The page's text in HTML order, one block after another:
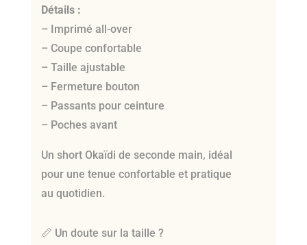
Détails :
– Imprimé all-over
– Coupe confortable
– Taille ajustable
– Fermeture bouton
– Passants pour ceinture
– Poches avant
Un short Okaïdi de seconde main, idéal
pour une tenue confortable et pratique
au quotidien.
📏 Un doute sur la taille ?